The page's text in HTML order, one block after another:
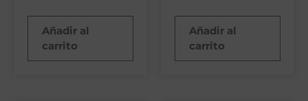
Añadir al
carrito
Añadir al
carrito